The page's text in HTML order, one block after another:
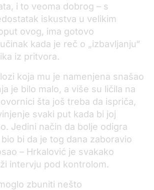
i to veoma dobrog – s
iskustva u velikim
ovog, ima gotovo
kada je reč o „izbavljanju“
iz pritvora.
koja mu je namenjena snašao
je bilo malo, a više su ličila na
šta još treba da ispriča,
svaki put kada bi joj
Jedini način da bolje odigra
bi da je tog dana zaboravio
– Hrkalović je svakako
intervju pod kontrolom.
zbuniti nešto